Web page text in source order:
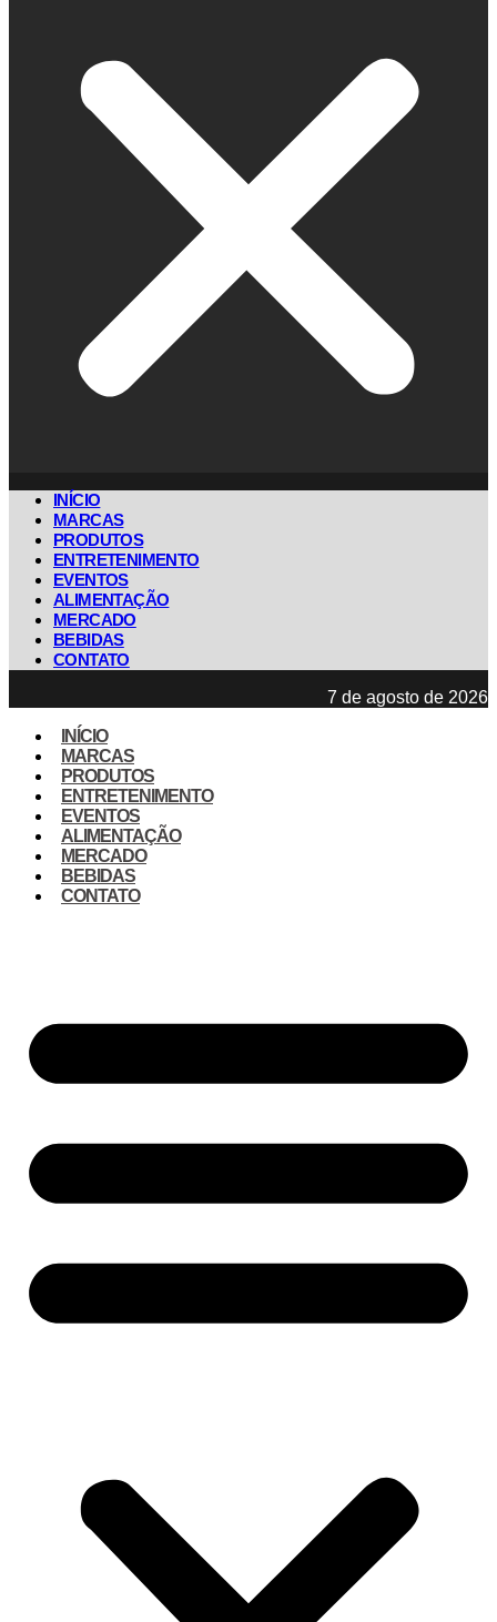
INÍCIO
MARCAS
PRODUTOS
ENTRETENIMENTO
EVENTOS
ALIMENTAÇÃO
MERCADO
BEBIDAS
CONTATO
7 de agosto de 2026
INÍCIO
MARCAS
PRODUTOS
ENTRETENIMENTO
EVENTOS
ALIMENTAÇÃO
MERCADO
BEBIDAS
CONTATO